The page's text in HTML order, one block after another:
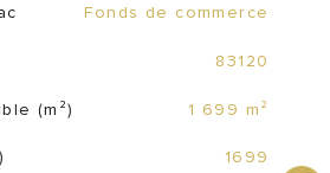
Fonds de commerce
83120
(m²) 1 699 m²
1699